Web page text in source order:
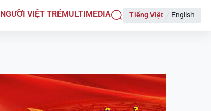
NGƯỜI VIỆT TRẺMULTIMEDIA Tiếng Việt English